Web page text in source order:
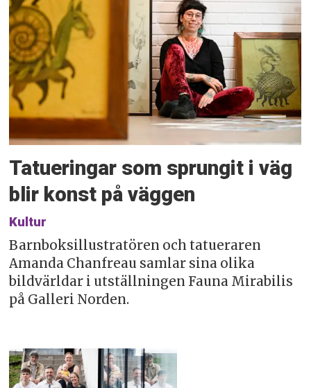
Tatueringar som sprungit i väg
blir konst på väggen
Kultur
Barnboksillustratören och tatueraren
Amanda Chanfreau samlar sina olika
bildvärldar i utställningen Fauna Mirabilis
på Galleri Norden.